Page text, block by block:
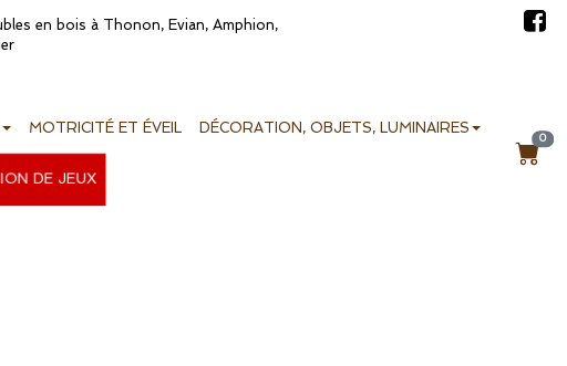
en bois à Thonon, Evian, Amphion,
MOTRICITÉ ET ÉVEIL DÉCORATION, OBJETS, LUMINAIRES
DE JEUX
0